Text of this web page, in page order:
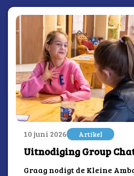
10 juni 2026 Artikel
Uitnodiging Group
Graag nodigt de Kleine